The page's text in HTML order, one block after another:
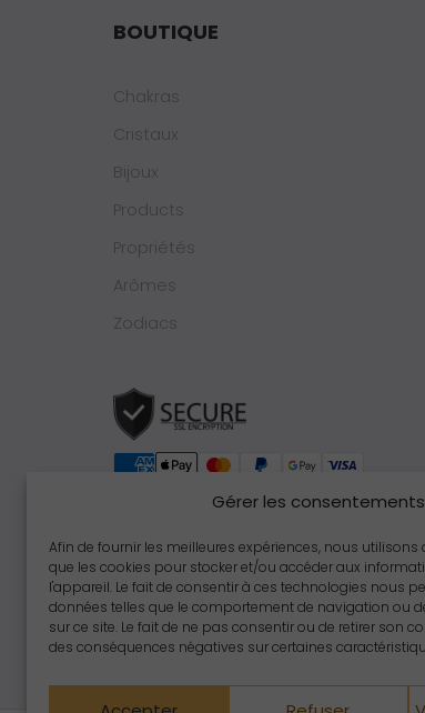
Gérer les consentements
Afin de fournir les meilleures expériences, nous utilisons
que les cookies pour stocker et/ou accéder aux
l'appareil. Le fait de consentir à ces technologies nous
données telles que le comportement de navigation ou
sur ce site. Le fait de ne pas consentir ou de retirer son
des conséquences négatives sur certaines
BOUTIQUE
Chakras
Cristaux
Bijoux
Products
Propriétés
Arômes
Zodiacs